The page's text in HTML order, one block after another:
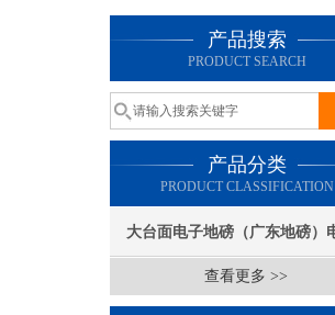
产品搜索
PRODUCT SEARCH
产品分类
PRODUCT CLASSIFICATION
查看更多 >>